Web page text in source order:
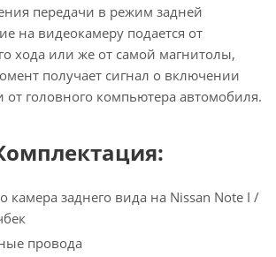
передачи в режим задней
на видеокамеру подается от
хода или же от самой магнитолы,
получает сигнал о включении
от головного компьютера автомобиля.
камера заднего вида на Nissan Note I /
провода